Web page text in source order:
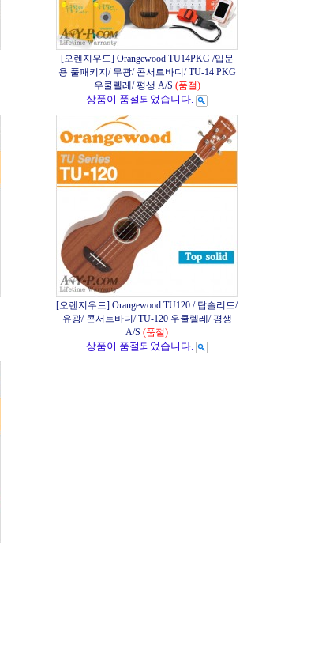
[오렌지우드] Orangewood TU14PKG /입문
용 풀패키지/ 무광/ 콘서트바디/ TU-14 PKG
우쿨렐레/ 평생 A/S (품절)
상품이 품절되었습니다.
[오렌지우드] Orangewood TU120 / 탑솔리드/
유광/ 콘서트바디/ TU-120 우쿨렐레/ 평생
A/S (품절)
상품이 품절되었습니다.